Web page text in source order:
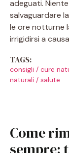
adeguati.
salvaguardare
le ore notturne
irrigidirsi a
TAGS:
consigli / cure
naturali / salute
Come
sempre: